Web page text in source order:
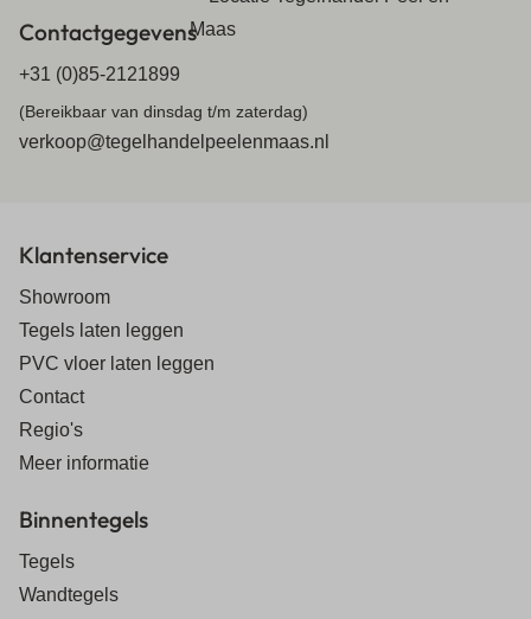
Contactgegevens
+31 (0)85-2121899
(Bereikbaar van dinsdag t/m zaterdag)
verkoop@tegelhandelpeelenmaas.nl
Klantenservice
Showroom
Tegels laten leggen
PVC vloer laten leggen
Contact
Regio's
Meer informatie
Binnentegels
Tegels
Wandtegels